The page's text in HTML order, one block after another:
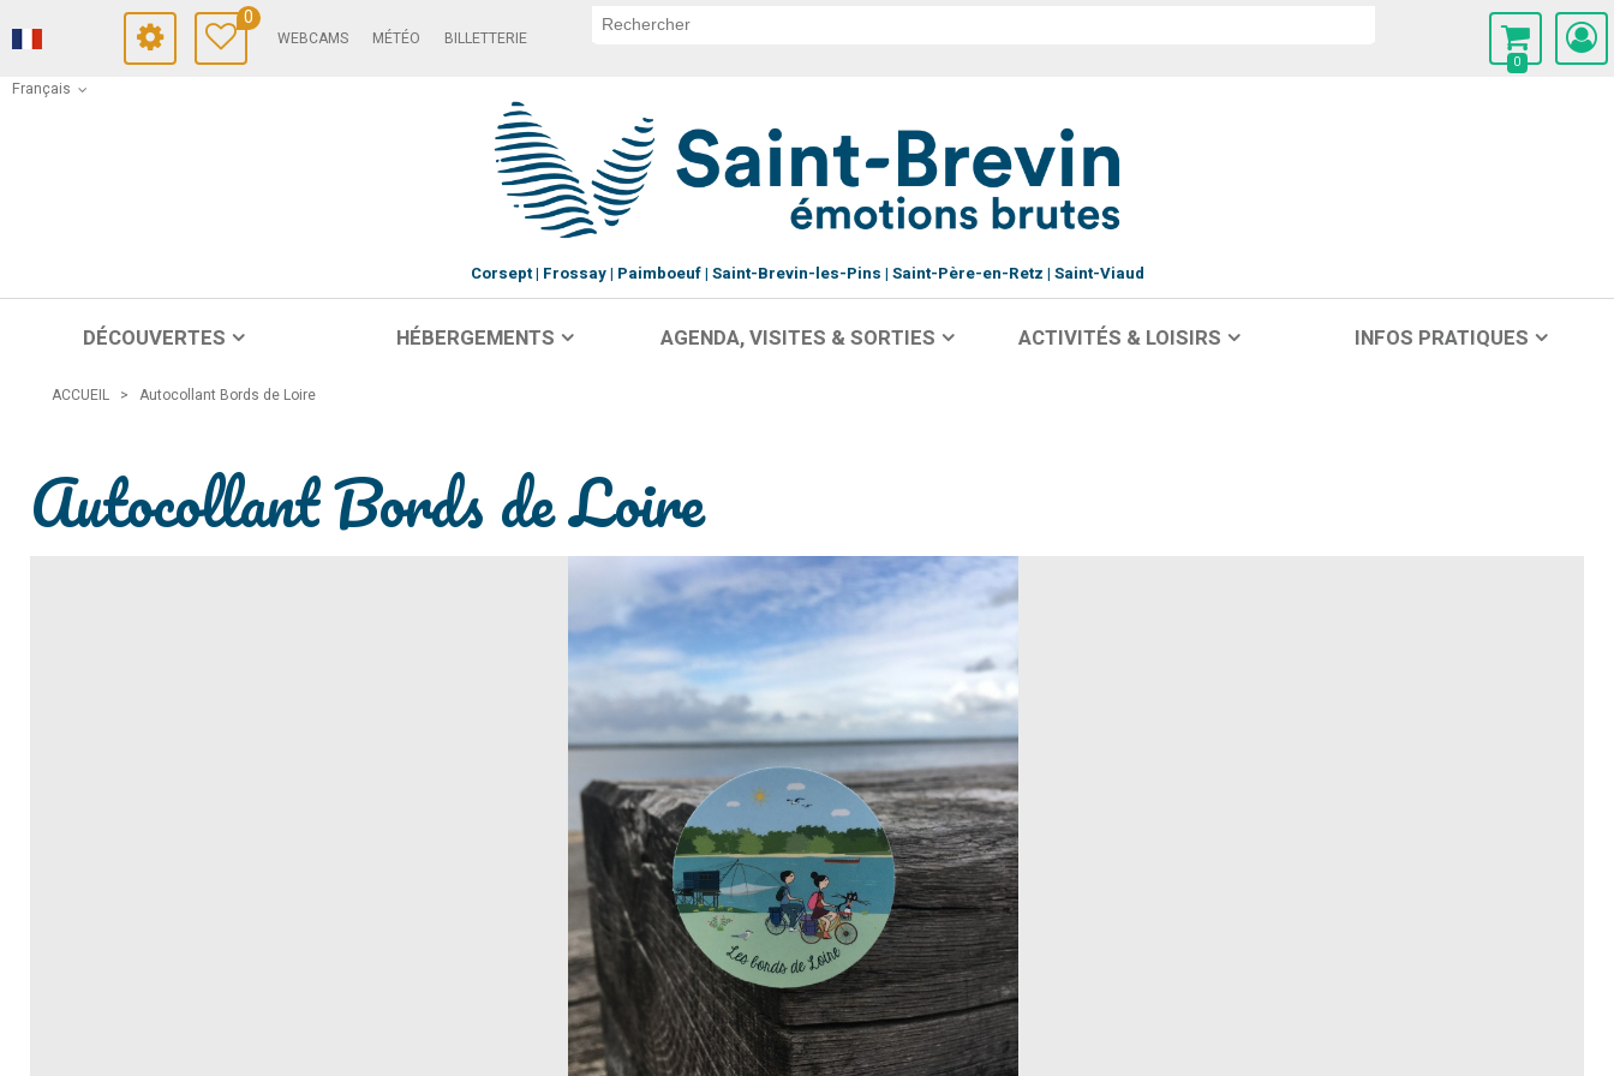
Français
0
WEBCAMS MÉTÉO BILLETTERIE
0
Corsept Frossay Paimboeuf Saint-Brevin-les-Pins Saint-Père-en-Retz Saint-Viaud
DÉCOUVERTES HÉBERGEMENTS AGENDA, VISITES & SORTIES ACTIVITÉS & LOISIRS INFOS PRATIQUES
ACCUEIL > Autocollant Bords de Loire
Autocollant Bords de Loire